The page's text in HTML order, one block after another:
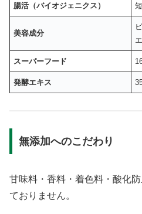
腸活（バイオジェニクス）
美容成分
スーパーフード
発酵エキス
無添加へのこだわり
甘味料・香料・着色料・酸化
ておりません。